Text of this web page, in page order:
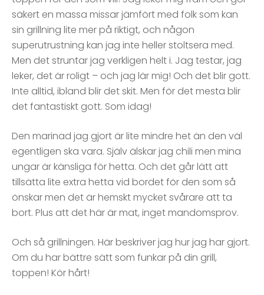
säkert en massa missar jämfört med folk som kan
sin grillning lite mer på riktigt, och någon
superutrustning kan jag inte heller stoltsera med.
Men det struntar jag verkligen helt i. Jag testar, jag
leker, det är roligt – och jag lär mig! Och det blir gott.
Inte alltid, ibland blir det skit. Men för det mesta blir
det fantastiskt gott. Som idag!
Den marinad jag gjort är lite mindre het än den väl
egentligen ska vara. Själv älskar jag chili men mina
ungar är känsliga för hetta. Och det går lätt att
tillsätta lite extra hetta vid bordet för den som så
önskar men det är hemskt mycket svårare att ta
bort. Plus att det här är mat, inget mandomsprov.
Och så grillningen. Här beskriver jag hur jag har gjort.
Om du har bättre sätt som funkar på din grill,
toppen! Kör hårt!